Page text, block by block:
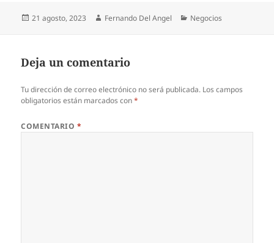
Publicado
21 agosto, 2023 Autor
Fernando Del Angel Categorías
Negocios
Deja un comentario
Tu dirección de correo electrónico no será publicada. Los campos
obligatorios están marcados con*
COMENTARIO *